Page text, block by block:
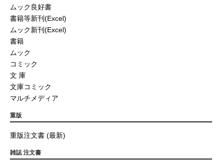
ムック良好書
書籍等新刊(Excel)
ムック新刊(Excel)
書籍
ムック
コミック
文 庫
文庫コミック
マルチメディア
重版
重版注文書 (最新)
雑誌 注文書